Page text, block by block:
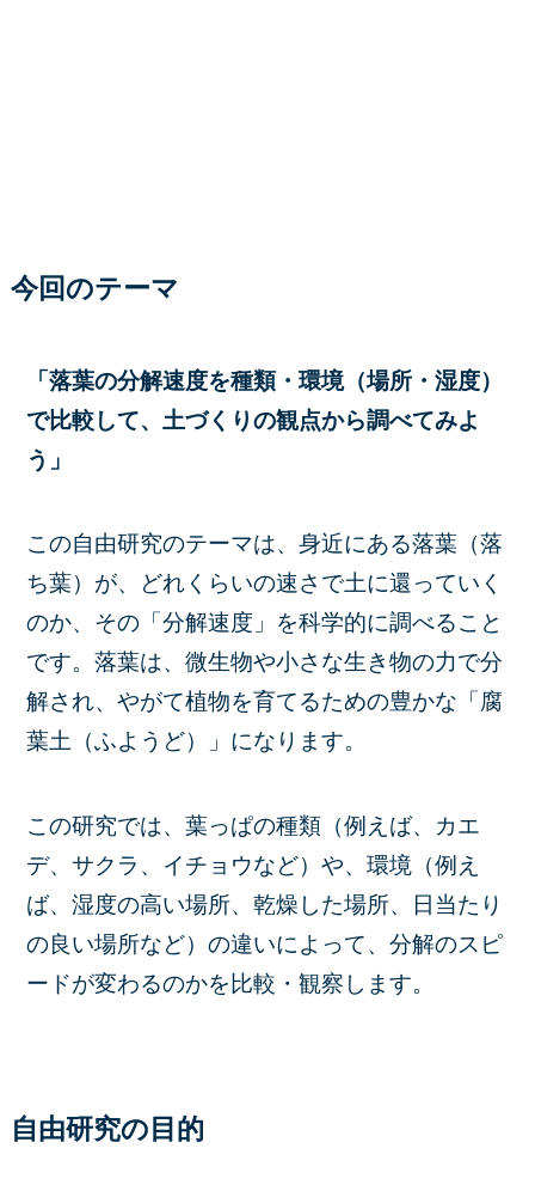
今回のテーマ
「落葉の分解速度を種類・環境（場所・湿度）
で比較して、土づくりの観点から調べてみよ
う」
この自由研究のテーマは、身近にある落葉（落
ち葉）が、どれくらいの速さで土に還っていく
のか、その「分解速度」を科学的に調べること
です。落葉は、微生物や小さな生き物の力で分
解され、やがて植物を育てるための豊かな「腐
葉土（ふようど）」になります。
この研究では、葉っぱの種類（例えば、カエ
デ、サクラ、イチョウなど）や、環境（例え
ば、湿度の高い場所、乾燥した場所、日当たり
の良い場所など）の違いによって、分解のスピ
ードが変わるのかを比較・観察します。
自由研究の目的